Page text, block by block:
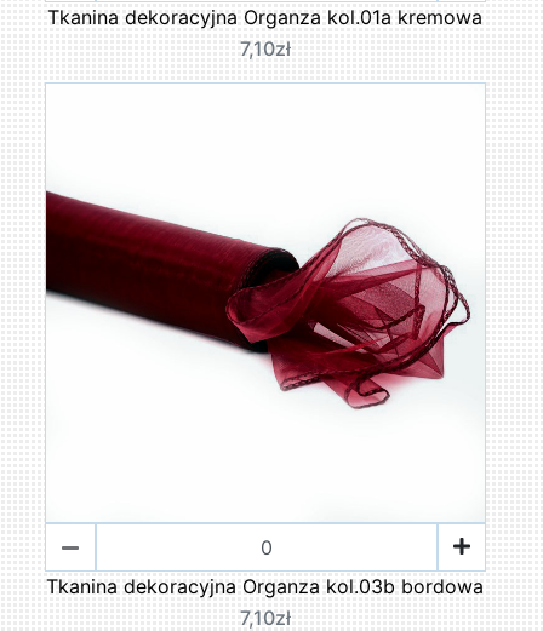
Tkanina dekoracyjna Organza kol.01a kremowa
7,10zł
Tkanina dekoracyjna Organza kol.03b bordowa
7,10zł